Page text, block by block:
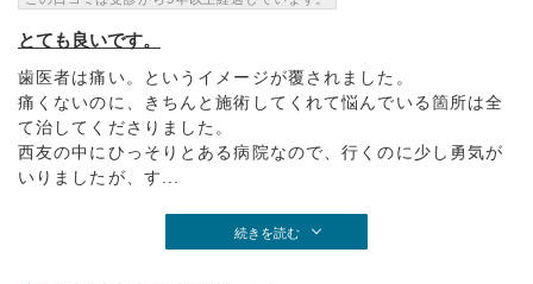
とても良いです。
歯医者は痛い。というイメージが覆されました。
痛くないのに、きちんと施術してくれて悩んでいる箇所は全
て治してくださりました。
西友の中にひっそりとある病院なので、行くのに少し勇気が
いりましたが、す...
続きを読む